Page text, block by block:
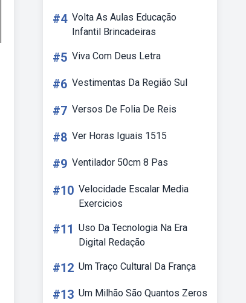
#4 Volta As Aulas Educação
Infantil Brincadeiras
#5 Viva Com Deus Letra
#6 Vestimentas Da Região Sul
#7 Versos De Folia De Reis
#8 Ver Horas Iguais 1515
#9 Ventilador 50cm 8 Pas
#10 Velocidade Escalar Media
Exercicios
#11 Uso Da Tecnologia Na Era
Digital Redação
#12 Um Traço Cultural Da França
#13 Um Milhão São Quantos Zeros